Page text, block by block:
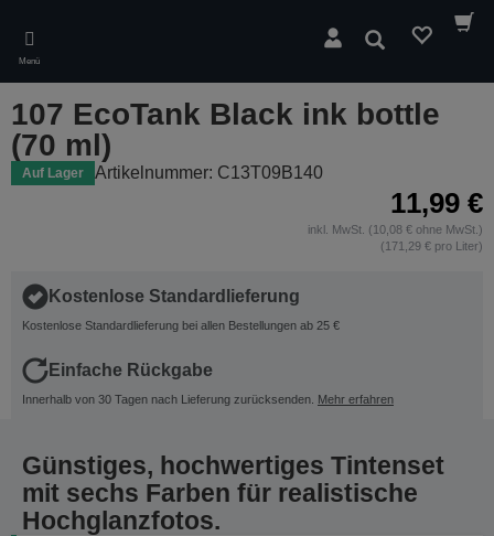
main
content
Menü
Suchen
107 EcoTank Black ink bottle
(70 ml)
Auf Lager Artikelnummer: C13T09B140
11,99 €
inkl. MwSt. (10,08 € ohne MwSt.)
(171,29 € pro Liter)
Kostenlose Standardlieferung
Kostenlose Standardlieferung bei allen Bestellungen ab 25 €
Einfache Rückgabe
Innerhalb von 30 Tagen nach Lieferung zurücksenden. Mehr erfahren
Günstiges, hochwertiges Tintenset
mit sechs Farben für realistische
Hochglanzfotos.